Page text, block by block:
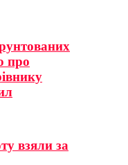
про
взяли за